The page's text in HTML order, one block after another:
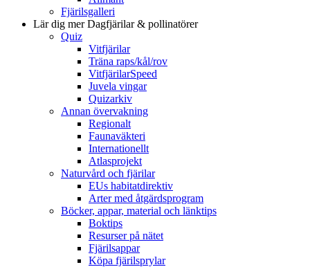
Fjärilsgalleri
Lär dig merDagfjärilar & pollinatörer
Quiz
Vitfjärilar
Träna raps/kål/rov
VitfjärilarSpeed
Juvela vingar
Quizarkiv
Annan övervakning
Regionalt
Faunaväkteri
Internationellt
Atlasprojekt
Naturvård och fjärilar
EUs habitatdirektiv
Arter med åtgärdsprogram
Böcker, appar, material och länktips
Boktips
Resurser på nätet
Fjärilsappar
Köpa fjärilsprylar